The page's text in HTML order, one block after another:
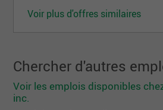
Voir plus d'offres similaires
Chercher d'autres
Voir les emplois disponibles
inc.